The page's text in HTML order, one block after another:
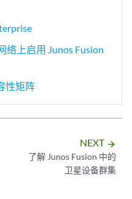
络上启用 Junos Fusion
性矩阵
NEXT arrow_forward
了解 Junos Fusion 中的
卫星设备群集